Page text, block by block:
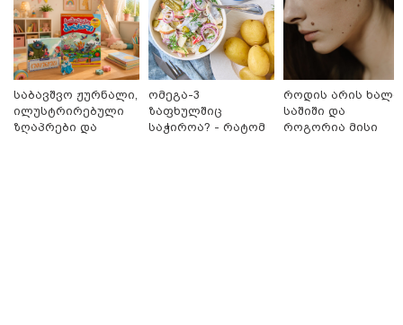
17:01 / 08-08-2026
"პროკურატურის მიერ გია
ბარამიძის მიმართ დაწყებულ
საქმეს მინდა გამოვეხმაურო" -
იაგო ხვიჩია განცხადებას
საბავშვო ჟურნალი,
ილუსტრირებული
ზღაპრები და
ომეგა-3
ზაფხულშიც
საჭიროა? - რატომ
როდის არის ხალი
საშიში და
როგორია მისი